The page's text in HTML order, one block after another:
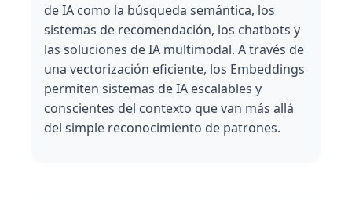
de IA como la búsqueda semántica, los
sistemas de recomendación, los chatbots y
las soluciones de IA multimodal. A través de
una vectorización eficiente, los Embeddings
permiten sistemas de IA escalables y
conscientes del contexto que van más allá
del simple reconocimiento de patrones.